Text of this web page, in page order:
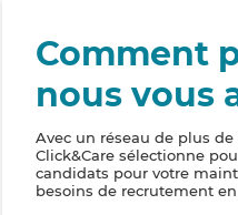
Comment
nous vous
Avec un réseau de plus
Click&Care sélectionne
candidats pour votre
besoins de recrutement